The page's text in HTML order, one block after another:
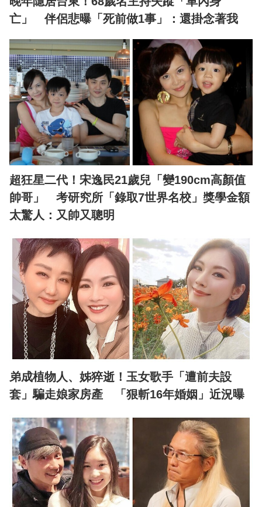
亡」 伴侶悲曝「死前做1事」：還掛念著我
超狂星二代！宋逸民21歲兒「變190cm高顏值
帥哥」 考研究所「錄取7世界名校」獎學金額
太驚人：又帥又聰明
弟成植物人、姊猝逝！玉女歌手「遭前夫設
套」騙走娘家房產 「狠斬16年婚姻」近況曝